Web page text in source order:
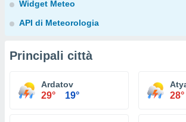
Widget Meteo
API di Meteorologia
Principali città
Ardatov
29° 19° 28°